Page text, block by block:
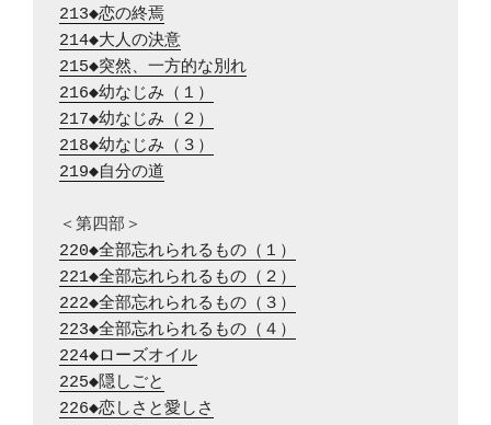
213◆恋の終焉
214◆大人の決意
215◆突然、一方的な別れ
216◆幼なじみ（１）
217◆幼なじみ（２）
218◆幼なじみ（３）
219◆自分の道
220◆全部忘れられるもの（１）
221◆全部忘れられるもの（２）
222◆全部忘れられるもの（３）
223◆全部忘れられるもの（４）
224◆ローズオイル
225◆隠しごと
226◆恋しさと愛しさ